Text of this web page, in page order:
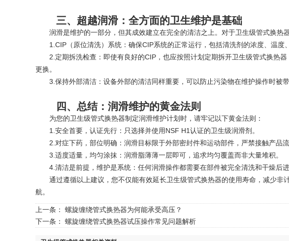
三、超越润滑：全方面的卫生维护是基础
润滑是维护的一部分，但其成效建立在完全的清洁之上。对于卫生级管式换热器
1.CIP（原位清洗）系统：确保CIP系统的正常运行，包括清洗剂的浓度、温度
2.定期拆洗检查：即使有良好的CIP，也应按照计划定期拆开卫生级管式换热器
更换。
3.保持外部清洁：设备外部的清洁同样重要，可以防止污染物在维护操作时被带
四、总结：润滑维护的黄金法则
为您的卫生级管式换热器制定润滑维护计划时，请牢记以下黄金法则：
1.安全首要，认证先行：只选择并使用NSF H1认证的卫生级润滑剂。
2.对症下药，部位明确：润滑目标限于外部密封件和运动部件，严禁接触产品流
3.适度适量，均匀涂抹：润滑脂薄薄一层即可，追求均匀覆盖而非大量堆积。
4.清洁是前提，维护是系统：任何润滑操作都需要在部件被完全清洗和干燥后
通过遵循以上建议，您不仅能有效延长卫生级管式换热器的使用寿命，减少非
航。
上一条： 螺旋缠绕管式换热器为何能承受高压？
下一条： 螺旋缠绕管式换热器试压操作常见问题解析